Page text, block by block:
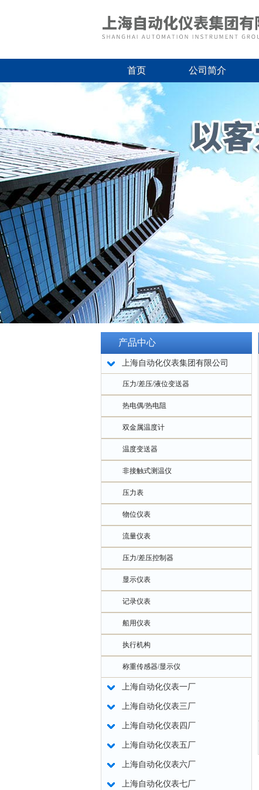
首页 公司简介
产品中心
上海自动化仪表集团有限公司
压力/差压/液位变送器
热电偶/热电阻
双金属温度计
温度变送器
非接触式测温仪
压力表
物位仪表
流量仪表
压力/差压控制器
显示仪表
记录仪表
船用仪表
执行机构
称重传感器/显示仪
上海自动化仪表一厂
上海自动化仪表三厂
上海自动化仪表四厂
上海自动化仪表五厂
上海自动化仪表六厂
上海自动化仪表七厂